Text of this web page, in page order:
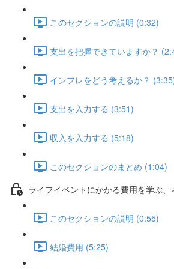
このセクションの説明 (0:32)
支出を把握できていますか？
インフレをどう考えるか？
支出を入力する (3:51)
収入を入力する (5:18)
このセクションのまとめ (1:04)
ライフイベントにかかる費用を学ぶ
このセクションの説明 (0:55)
結婚費用 (5:25)